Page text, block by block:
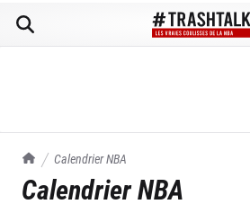
TrashTalk Actu NBA
Calendrier NBA
Calendrier NBA